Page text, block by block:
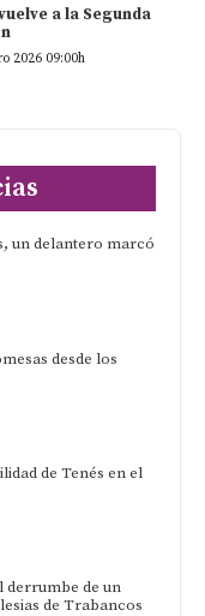
a la Segunda
2026 09:00h
un delantero marcó
desde los
de Tenés en el
derrumbe de un
de Trabancos